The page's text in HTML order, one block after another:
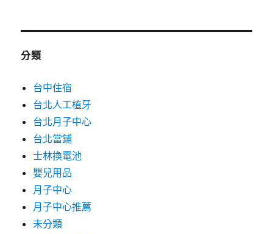
分類
台中住宿
台北人工植牙
台北月子中心
台北當鋪
士林換電池
嬰兒用品
月子中心
月子中心推薦
未分類